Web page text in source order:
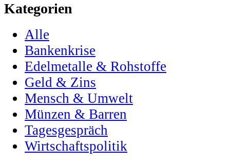
Kategorien
Alle
Bankenkrise
Edelmetalle & Rohstoffe
Geld & Zins
Mensch & Umwelt
Münzen & Barren
Tagesgespräch
Wirtschaftspolitik